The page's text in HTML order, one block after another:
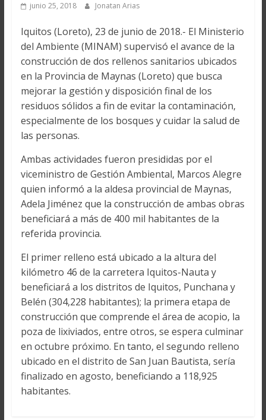
junio 25, 2018 Jonatan Arias
Iquitos (Loreto), 23 de junio de 2018.- El Ministerio
del Ambiente (MINAM) supervisó el avance de la
construcción de dos rellenos sanitarios ubicados
en la Provincia de Maynas (Loreto) que busca
mejorar la gestión y disposición final de los
residuos sólidos a fin de evitar la contaminación,
especialmente de los bosques y cuidar la salud de
las personas.
Ambas actividades fueron presididas por el
viceministro de Gestión Ambiental, Marcos Alegre
quien informó a la aldesa provincial de Maynas,
Adela Jiménez que la construcción de ambas obras
beneficiará a más de 400 mil habitantes de la
referida provincia.
El primer relleno está ubicado a la altura del
kilómetro 46 de la carretera Iquitos-Nauta y
beneficiará a los distritos de Iquitos, Punchana y
Belén (304,228 habitantes); la primera etapa de
construcción que comprende el área de acopio, la
poza de lixiviados, entre otros, se espera culminar
en octubre próximo. En tanto, el segundo relleno
ubicado en el distrito de San Juan Bautista, sería
finalizado en agosto, beneficiando a 118,925
habitantes.